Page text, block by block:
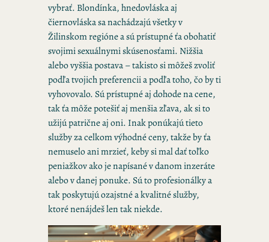
vybrať. Blondínka, hnedovláska aj
čiernovláska sa nachádzajú všetky v
Žilinskom regióne a sú prístupné ťa obohatiť
svojimi sexuálnymi skúsenosťami. Nižšia
alebo vyššia postava – takisto si môžeš zvoliť
podľa tvojich preferencii a podľa toho, čo by ti
vyhovovalo. Sú prístupné aj dohode na cene,
tak ťa môže potešiť aj menšia zľava, ak si to
užijú patrične aj oni. Inak ponúkajú tieto
služby za celkom výhodné ceny, takže by ťa
nemuselo ani mrzieť, keby si mal dať toľko
peniažkov ako je napísané v danom inzeráte
alebo v danej ponuke. Sú to profesionálky a
tak poskytujú ozajstné a kvalitné služby,
ktoré nenájdeš len tak niekde.